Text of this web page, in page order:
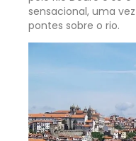
sensacional, uma
pontes sobre o rio.